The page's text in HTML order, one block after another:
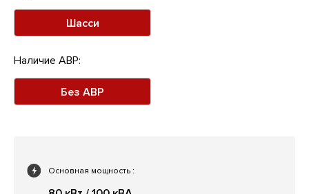
Шасси
Наличие АВР:
Без АВР
Основная мощность :